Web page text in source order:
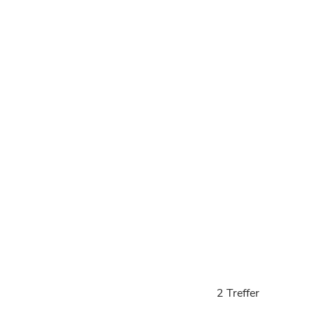
2 Treffer